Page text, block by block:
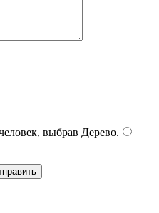
выбрав Дерево.